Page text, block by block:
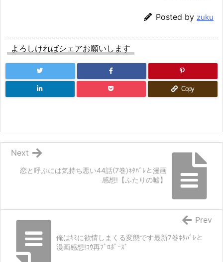
Posted by zuku
よろしければシェアお願いします
Copy
恋と呼ぶには気持ち悪い44話(7巻)ﾈﾀﾊﾞﾚと漫画
感想!【ふたりの嘘】
Next
俺はｷﾐに欲情しまくる変態です最新7巻ﾈﾀﾊﾞﾚと
漫画感想!ｺｳ再ﾌﾟﾛﾎﾟｰｽﾞ
Prev